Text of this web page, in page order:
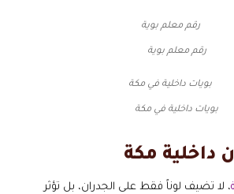
رقم معلم بوية
بويات داخلية في مكة
داخلية مكة
، لا تضيف لوناً فقط على الجدران، بل تؤثر